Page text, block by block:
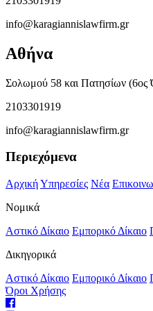
info@karagiannislawfirm.gr
Αθήνα
Σολωμού 58 και Πατησίων (6ος
2103301919
info@karagiannislawfirm.gr
Περιεχόμενα
ΑρχικήΥπηρεσίες Νέα
Νομικά
Αστικό Δίκαιο Εμπορικό Δίκαιο
Δικηγορικά
Αστικό Δίκαιο Εμπορικό Δίκαιο
Όροι Χρήσης